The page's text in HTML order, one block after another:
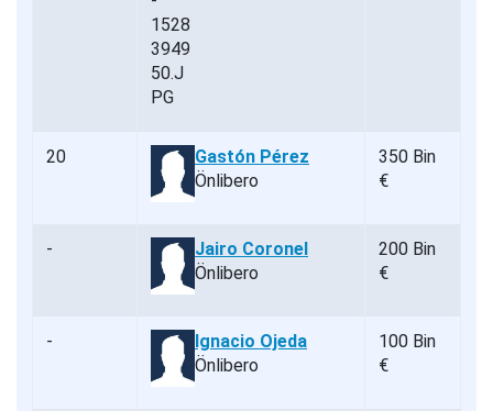
20
Gastón Pérez
Önlibero
350 Bin
€
-
Jairo Coronel
Önlibero
200 Bin
€
-
Ignacio Ojeda
Önlibero
100 Bin
€